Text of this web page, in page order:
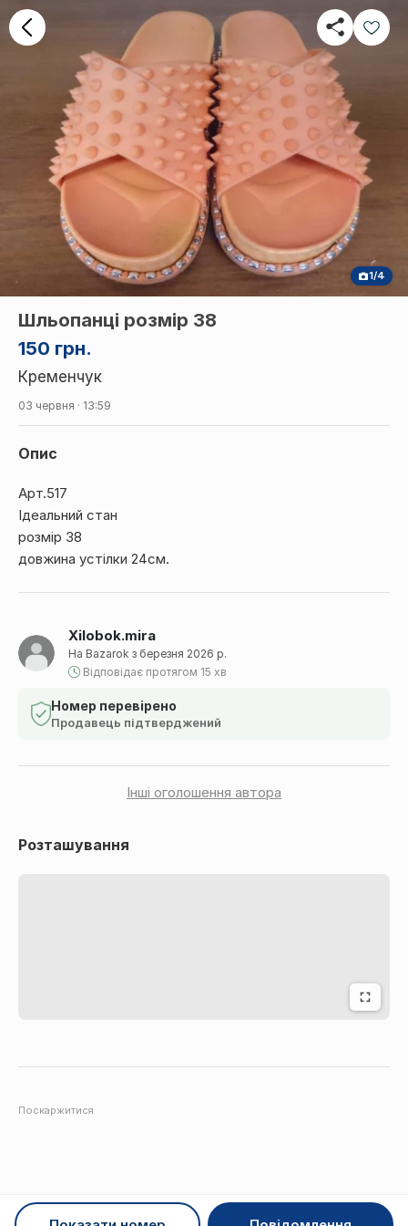
1/4
150 грн.
Шльопанці розмір 38
Кременчук
03 червня · 13:59
Xilobok.mira
На Bazarok з березня 2026 р.
Відповідає протягом 15 хв
Номер перевірено
Продавець підтверджений
Інші оголошення автора
Опис
Арт.517
Ідеальний стан
розмір 38
довжина устілки 24см.
Розташування
Поскаржитися